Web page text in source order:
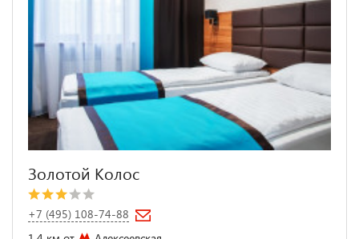
Золотой Колос
+7 (495) 108-74-88